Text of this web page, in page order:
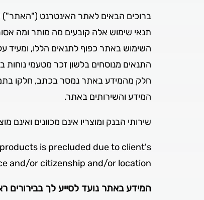
ברוכים הבאים לאתר האינטרנט
תנאי שימוש אלה קובעים מה מותר ומה
השימוש באתר כפוף לתנאים הללו,
התנאים מנוסחים בלשון זכר מטעמי נוחות
חלק מהמידע באתר נמסר בכתב, חלקו
המידע והשירותים באתר.
שירותי הבנק ומוצריו אינם מכוונים
is precluded due to client's
and/or citizenship and/or location.
המידע באתר נועד לסייע לך בבירורים